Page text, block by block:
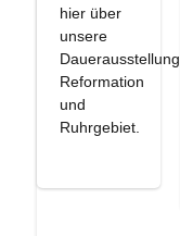
hier über
unsere
Dauerausstellung
Reformation
und
Ruhrgebiet.